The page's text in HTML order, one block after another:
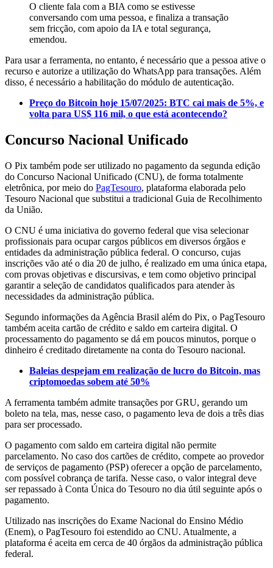
O cliente fala com a BIA como se estivesse
conversando com uma pessoa, e finaliza a transação
sem fricção, com apoio da IA e total segurança,
emendou.
Para usar a ferramenta, no entanto, é necessário que a pessoa ative o
recurso e autorize a utilização do WhatsApp para transações. Além
disso, é necessário a habilitação do módulo de autenticação.
Preço do Bitcoin hoje 15/07/2025: BTC cai mais de 5%, e
volta para US$ 116 mil, o que está acontecendo?
Concurso Nacional Unificado
O Pix também pode ser utilizado no pagamento da segunda edição
do Concurso Nacional Unificado (CNU), de forma totalmente
eletrônica, por meio do PagTesouro, plataforma elaborada pelo
Tesouro Nacional que substitui a tradicional Guia de Recolhimento
da União.
O CNU é uma iniciativa do governo federal que visa selecionar
profissionais para ocupar cargos públicos em diversos órgãos e
entidades da administração pública federal. O concurso, cujas
inscrições vão até o dia 20 de julho, é realizado em uma única etapa,
com provas objetivas e discursivas, e tem como objetivo principal
garantir a seleção de candidatos qualificados para atender às
necessidades da administração pública.
Segundo informações da Agência Brasil além do Pix, o PagTesouro
também aceita cartão de crédito e saldo em carteira digital. O
processamento do pagamento se dá em poucos minutos, porque o
dinheiro é creditado diretamente na conta do Tesouro nacional.
Baleias despejam em realização de lucro do Bitcoin, mas
criptomoedas sobem até 50%
A ferramenta também admite transações por GRU, gerando um
boleto na tela, mas, nesse caso, o pagamento leva de dois a três dias
para ser processado.
O pagamento com saldo em carteira digital não permite
parcelamento. No caso dos cartões de crédito, compete ao provedor
de serviços de pagamento (PSP) oferecer a opção de parcelamento,
com possível cobrança de tarifa. Nesse caso, o valor integral deve
ser repassado à Conta Única do Tesouro no dia útil seguinte após o
pagamento.
Utilizado nas inscrições do Exame Nacional do Ensino Médio
(Enem), o PagTesouro foi estendido ao CNU. Atualmente, a
plataforma é aceita em cerca de 40 órgãos da administração pública
federal.